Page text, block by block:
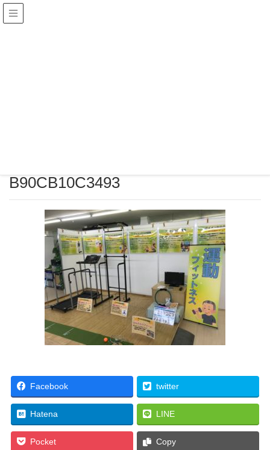
B90CB10C3493
Facebook twitter
Hatena LINE
Pocket Copy